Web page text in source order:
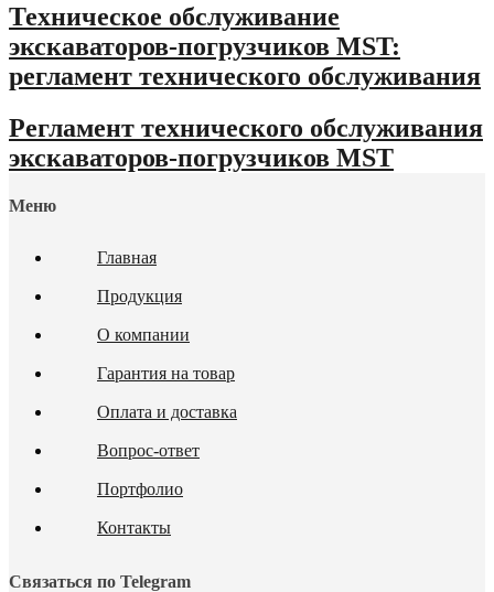
Техническое обслуживание
экскаваторов-погрузчиков MST:
регламент технического обслуживания
Регламент технического обслуживания
экскаваторов-погрузчиков MST
Меню
Главная
Продукция
О компании
Гарантия на товар
Оплата и доставка
Вопрос-ответ
Портфолио
Контакты
Связаться по Telegram